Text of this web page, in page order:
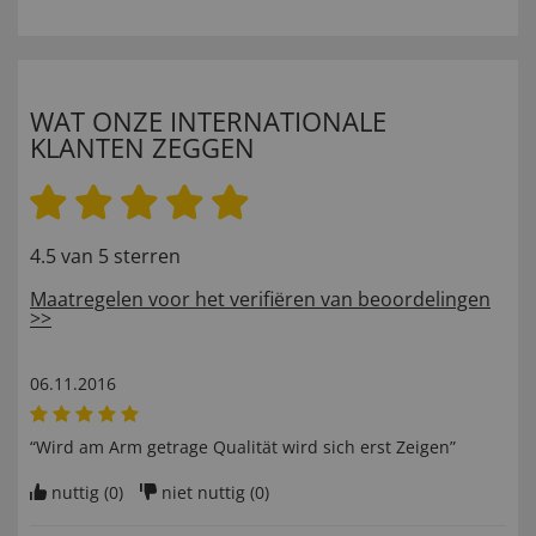
WAT ONZE INTERNATIONALE
KLANTEN ZEGGEN
4.5 van 5 sterren
Maatregelen voor het verifiëren van beoordelingen
>>
06.11.2016
“Wird am Arm getrage Qualität wird sich erst Zeigen”
nuttig (0) niet nuttig (0)